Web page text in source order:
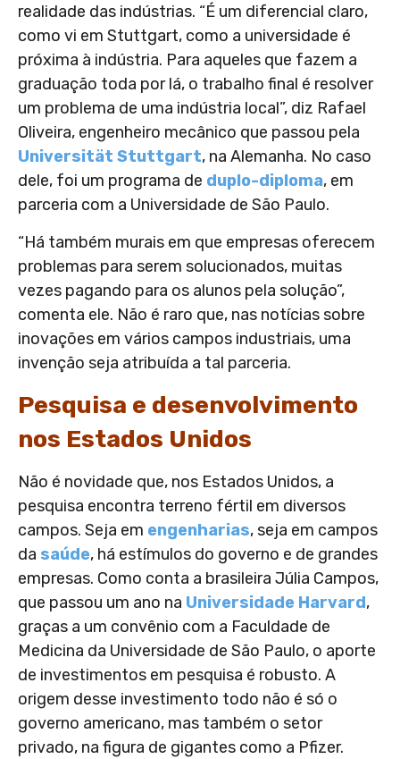
realidade das indústrias. “É um diferencial claro,
como vi em Stuttgart, como a universidade é
próxima à indústria. Para aqueles que fazem a
graduação toda por lá, o trabalho final é resolver
um problema de uma indústria local”, diz Rafael
Oliveira, engenheiro mecânico que passou pela
Universität Stuttgart, na Alemanha. No caso
dele, foi um programa de duplo-diploma, em
parceria com a Universidade de São Paulo.
“Há também murais em que empresas oferecem
problemas para serem solucionados, muitas
vezes pagando para os alunos pela solução”,
comenta ele. Não é raro que, nas notícias sobre
inovações em vários campos industriais, uma
invenção seja atribuída a tal parceria.
Pesquisa e desenvolvimento
nos Estados Unidos
Não é novidade que, nos Estados Unidos, a
pesquisa encontra terreno fértil em diversos
campos. Seja em engenharias, seja em campos
da saúde, há estímulos do governo e de grandes
empresas. Como conta a brasileira Júlia Campos,
que passou um ano na Universidade Harvard,
graças a um convênio com a Faculdade de
Medicina da Universidade de São Paulo, o aporte
de investimentos em pesquisa é robusto. A
origem desse investimento todo não é só o
governo americano, mas também o setor
privado, na figura de gigantes como a Pfizer.